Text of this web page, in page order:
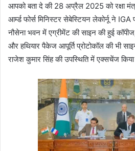
आपको बता दे की 28 अप्रैल 2025 को रक्षा
आर्म्ड फोर्स मिनिस्टर सेबेस्टियन लेकोर्नू ने IGA
नौसेना भवन में एग्रीमेंट की साइन की हुई
और हथियार पैकेज आपूर्ति प्रोटोकॉल की भी
राजेश कुमार सिंह की उपस्थिति में एक्सचेंज किया